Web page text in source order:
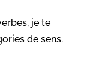
je te
de sens.